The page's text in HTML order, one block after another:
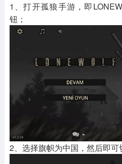
1、打开孤狼手游，即
钮；
2、选择旗帜为中国，然后即可